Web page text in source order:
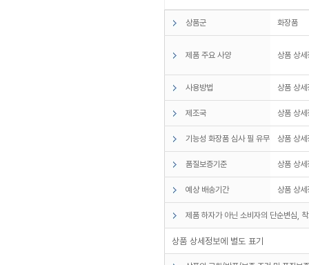
상품군 화장품
제품 주요 사양 상품 상
사용방법 상품 상
제조국 상품 상
기능성 화장품 심사 필 유무 상품 상
품질보증기준 상품 상
예상 배송기간 상품 상
제품 하자가 아닌 소비자의 단순변심,
상품 상세정보에 별도 표기